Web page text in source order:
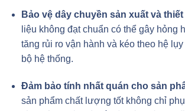
Bảo vệ dây chuyền sản xuất và thiết
liệu không đạt chuẩn có thể gây hỏng
tăng rủi ro vận hành và kéo theo hệ
bộ hệ thống.
Đảm bảo tính nhất quán cho sản
sản phẩm chất lượng tốt không chỉ